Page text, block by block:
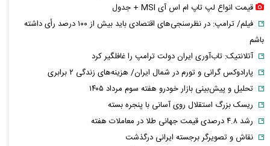
قیمت انواع لپ تاپ ام اس آی MSI + جدول
فیلم/ ترامپ: در نظرسنجی‌های اقتصادی باید بیش از ۱۰۰ درصد رأی داشته
باشم
آتلانتیک: تاب‌آوری ایران دولت ترامپ را غافلگیر کرد
پارادوکس گرانی و تورم در شمال ایران/ هزینه‌های زندگی ۲ برابری
تحلیل و پیش‌بینی بازار خودرو هفته سوم مرداد ۱۴۰۵
ریسک بزرگ استقلال روی آسانی با پنجره بسته
رشد ۴.۸ درصدی قیمت جهانی طلا در معاملات هفته
نقاش و تصویرگر برجسته ایرانی درگذشت